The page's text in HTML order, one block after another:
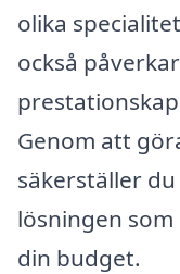
olika
också
Genom att
säkerställer
lösningen
din budget.